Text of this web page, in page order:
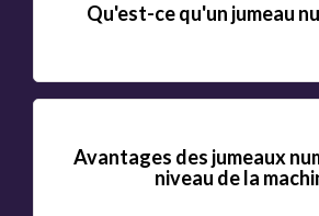
Qu'est-ce qu'un jumeau
Avantages des jumeaux
niveau de la